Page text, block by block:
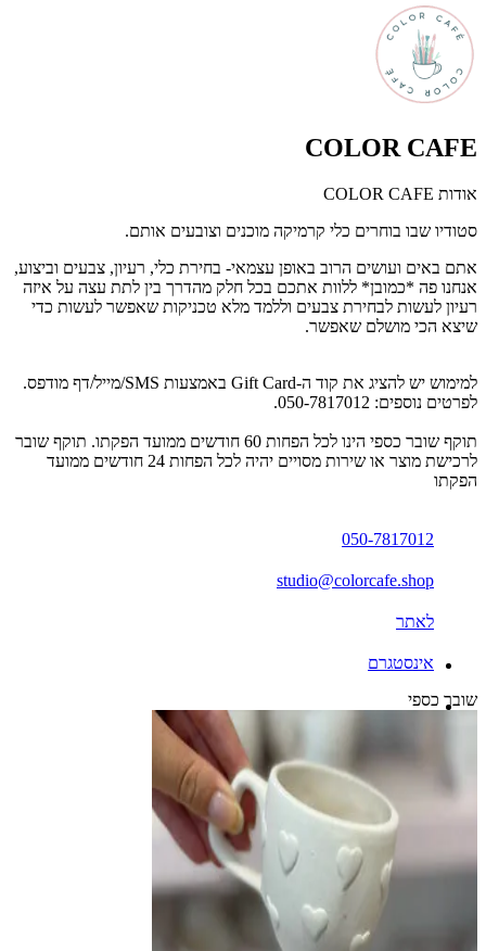
COLOR CAFE
אודות COLOR CAFE
סטודיו שבו בוחרים כלי קרמיקה מוכנים וצובעים אותם.
אתם באים ועושים הרוב באופן עצמאי- בחירת כלי, רעיון, צבעים וביצוע,
אנחנו פה *כמובן* ללוות אתכם בכל חלק מהדרך בין לתת עצה על איזה
רעיון לעשות לבחירת צבעים וללמד מלא טכניקות שאפשר לעשות כדי
שיצא הכי מושלם שאפשר.
למימוש יש להציג את קוד ה-Gift Card באמצעות SMS/מייל/דף מודפס.
לפרטים נוספים: 050-7817012.
תוקף שובר כספי הינו לכל הפחות 60 חודשים ממועד הפקתו. תוקף שובר
לרכישת מוצר או שירות מסויים יהיה לכל הפחות 24 חודשים ממועד
הפקתו
050-7817012
studio@colorcafe.shop
לאתר
אינסטגרם
שובר כספי